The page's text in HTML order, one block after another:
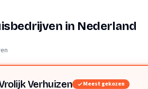
Verhuisplanner
in Nederland
Verhuizen Meest gekozen